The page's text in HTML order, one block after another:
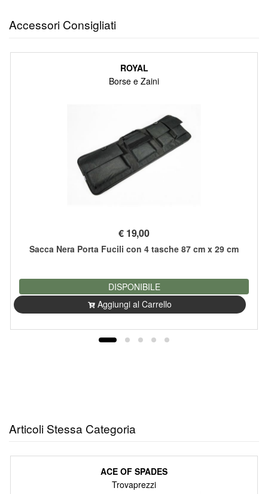
Accessori Consigliati
ROYAL
Borse e Zaini
€ 19,00
Sacca Nera Porta Fucili con 4 tasche 87 cm x 29 cm
DISPONIBILE
Aggiungi al Carrello
Articoli Stessa Categoria
ACE OF SPADES
Trovaprezzi